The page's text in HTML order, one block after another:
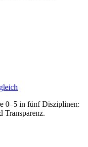
0–5 in fünf Disziplinen:
Transparenz.